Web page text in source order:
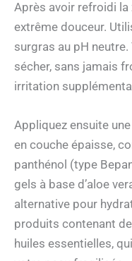
Après avoir refroidi la
extrême douceur.
surgras au pH
sécher, sans jamais
irritation
Appliquez ensuite une
en couche épaisse,
panthénol (type
gels à base d’aloe
alternative pour
produits contenant
huiles essentielles,